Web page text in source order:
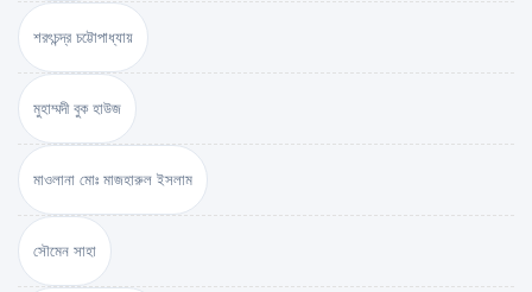
শরৎচন্দ্র চট্টোপাধ্যায়
মুহাম্মদী বুক হাউজ
মাওলানা মোঃ মাজহারুল ইসলাম
সৌমেন সাহা